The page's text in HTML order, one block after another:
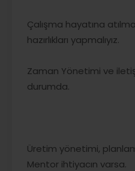
Çalışma hayatına
hazırlıkları yapmalıyız.
Zaman Yönetimi ve
durumda.
Üretim yönetimi,
Mentor ihtiyacın varsa.